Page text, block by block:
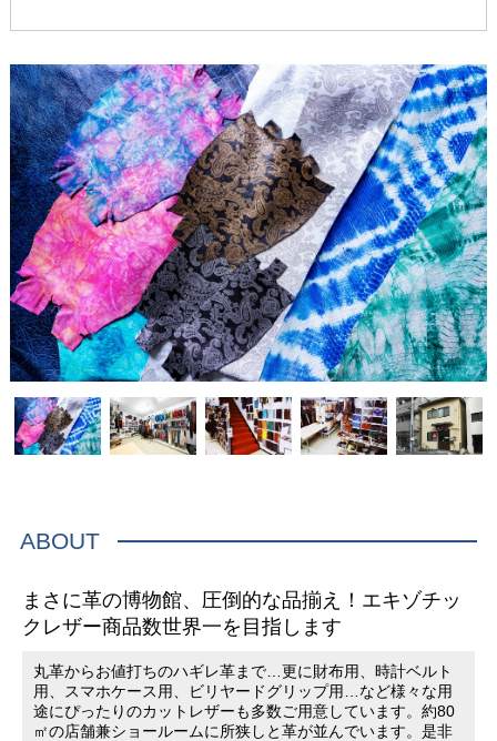
ABOUT
まさに革の博物館、圧倒的な品揃え！エキゾチッ
クレザー商品数世界一を目指します
丸革からお値打ちのハギレ革まで…更に財布用、時計ベルト
用、スマホケース用、ビリヤードグリップ用…など様々な用
途にぴったりのカットレザーも多数ご用意しています。約80
㎡の店舗兼ショールームに所狭しと革が並んでいます。是非